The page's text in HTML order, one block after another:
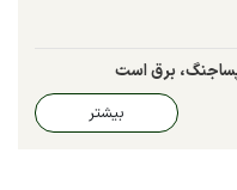
پساجنگ، برق است
بیشتر